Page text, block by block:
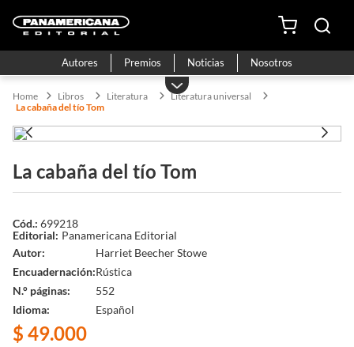
Autores Premios Noticias Nosotros
Libros Literatura
Literatura universal
La cabaña del tío Tom
La cabaña del tío Tom
Panamericana Editorial
699218
Autor
Encuadernación
N.° páginas
Idioma
Harriet Beecher Stowe
Rústica
552
Español
$ 49.000